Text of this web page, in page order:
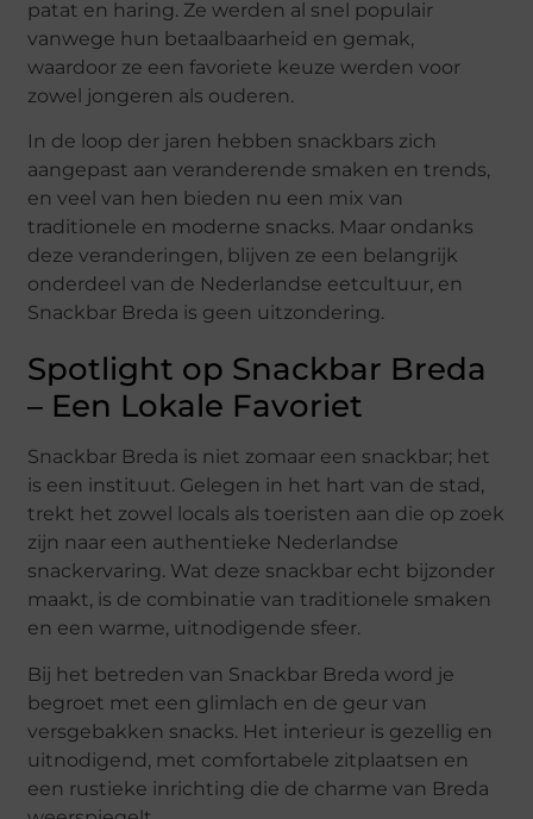
patat en haring. Ze werden al snel populair
vanwege hun betaalbaarheid en gemak,
waardoor ze een favoriete keuze werden voor
zowel jongeren als ouderen.
In de loop der jaren hebben snackbars zich
aangepast aan veranderende smaken en trends,
en veel van hen bieden nu een mix van
traditionele en moderne snacks. Maar ondanks
deze veranderingen, blijven ze een belangrijk
onderdeel van de Nederlandse eetcultuur, en
Snackbar Breda is geen uitzondering.
Spotlight op Snackbar Breda
– Een Lokale Favoriet
Snackbar Breda is niet zomaar een snackbar; het
is een instituut. Gelegen in het hart van de stad,
trekt het zowel locals als toeristen aan die op zoek
zijn naar een authentieke Nederlandse
snackervaring. Wat deze snackbar echt bijzonder
maakt, is de combinatie van traditionele smaken
en een warme, uitnodigende sfeer.
Bij het betreden van Snackbar Breda word je
begroet met een glimlach en de geur van
versgebakken snacks. Het interieur is gezellig en
uitnodigend, met comfortabele zitplaatsen en
een rustieke inrichting die de charme van Breda